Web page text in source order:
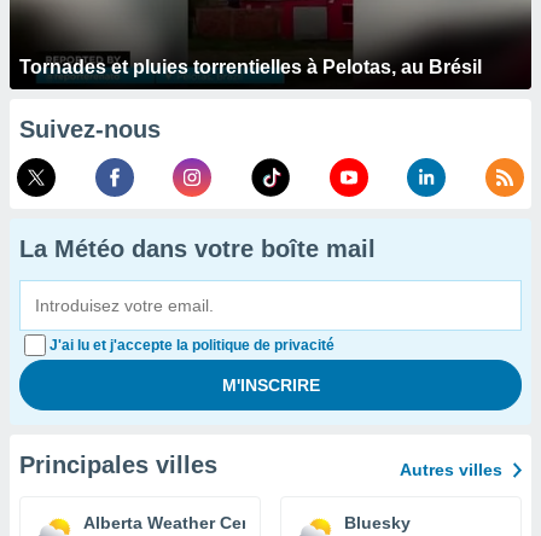
Tornades et pluies torrentielles à Pelotas, au Brésil
Suivez-nous
La Météo dans votre boîte mail
J'ai lu et j'accepte la politique de privacité
Principales villes Autres villes
Alberta Weather Centre Bluesky